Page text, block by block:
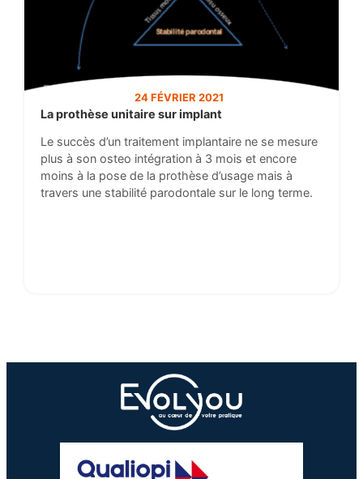
24 FÉVRIER 2021
La prothèse unitaire sur implant
Le succès d’un traitement implantaire ne se mesure
plus à son osteo intégration à 3 mois et encore
moins à la pose de la prothèse d’usage mais à
travers une stabilité parodontale sur le long terme.